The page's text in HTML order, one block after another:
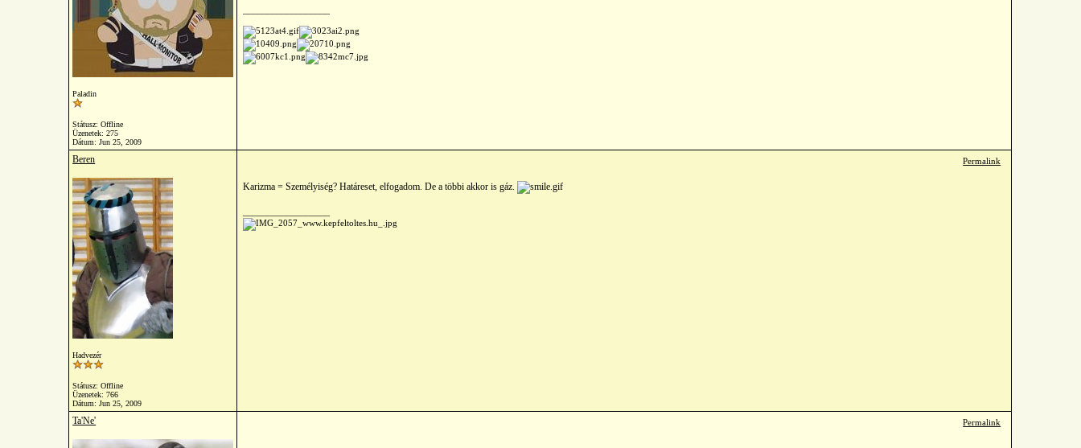
Paladin
Státusz: Offline
Üzenetek: 275
Dátum:Jun 25, 2009
Beren
Hadvezér
Státusz: Offline
Üzenetek: 766
Dátum:Jun 25, 2009
Permalink
Karizma = Személyiség? Határeset, elfogadom. De a többi akkor is gáz.
Ta'Ne' Permalink